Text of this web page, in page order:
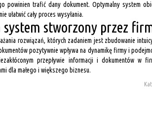
powinien trafić dany dokument. Optymalny system
ułatwić cały proces wysyłania.
system stworzony przez
rozwiązań, których zadaniem jest zbudowanie
pozytywnie wpływa na dynamikę firmy i
przepływie informacji i dokumentów w
dla małego i większego biznesu.